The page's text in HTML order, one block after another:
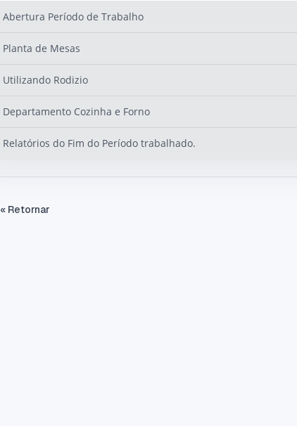
Abertura Período de Trabalho
Planta de Mesas
Utilizando Rodizio
Departamento Cozinha e Forno
Relatórios do Fim do Período trabalhado.
« Retornar